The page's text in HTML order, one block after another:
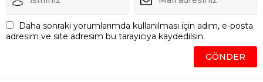
Daha sonraki yorumlarımda kullanılması için adım, e-posta
adresim ve site adresim bu tarayıcıya kaydedilsin.